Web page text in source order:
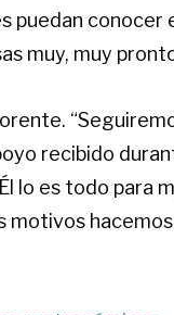
conocer
muy, muy
recibido
lo es todo para
motivos